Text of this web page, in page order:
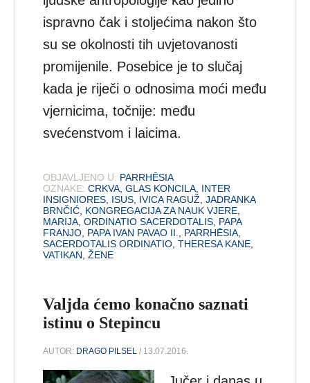
ispravno čak i stoljećima nakon što
su se okolnosti tih uvjetovanosti
promijenile. Posebice je to slučaj
kada je riječi o odnosima moći među
vjernicima, točnije: među
svećenstvom i laicima.
OBJAVLJENO U: PARRHĒSIA
OZNAKE: CRKVA ,GLAS KONCILA INTER
INSIGNIORES ISUS IVICA RAGUŽ ,JADRANKA
BRNČIĆ KONGREGACIJA ZA NAUK VJERE
MARIJA ,ORDINATIO SACERDOTALIS PAPA
FRANJO PAPA IVAN PAVAO II. PARRHĒSIA
SACERDOTALIS ORDINATIO ,THERESA KANE
VATIKAN ,ŽENE
Valjda ćemo konačno saznati
istinu o Stepincu
AUTOR: DRAGO PILSEL / 13.07.2016.